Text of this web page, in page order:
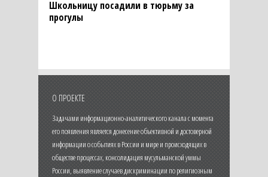
Школьницу посадили в тюрьму за
прогулы
О ПРОЕКТЕ
Задачами информационно-аналитического канала с момента
его появления является донесение объективной и достоверной
информации о событиях в России и мире и происходящих в
обществе процессах, консолидация мусульманской уммы
России, выявление случаев дискриминации по религиозным